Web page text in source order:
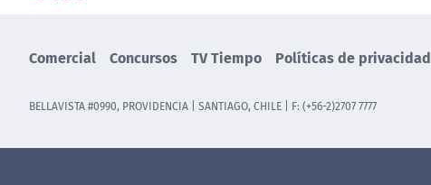
Comercial Concursos TV Tiempo Políticas de privacidad
BELLAVISTA #0990, PROVIDENCIA | SANTIAGO, CHILE | F: (+56-2)2707 7777